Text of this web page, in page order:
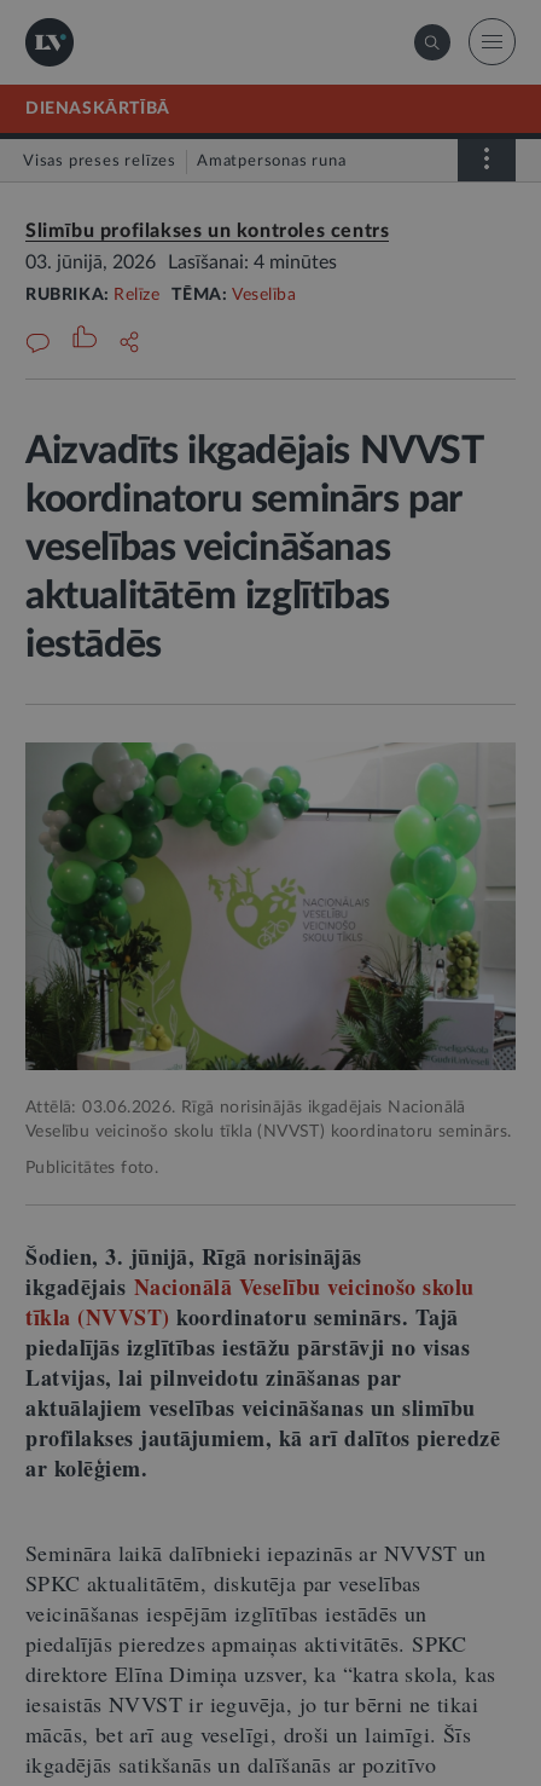
DIENASKĀRTĪBĀ
Visas preses relīzes Amatpersonas runa
Slimību profilakses un kontroles centrs
03. jūnijā, 2026
Lasīšanai: 4 minūtes
RUBRIKA: Relīze TĒMA:Veselība
Aizvadīts ikgadējais NVVST
koordinatoru seminārs par
veselības veicināšanas
aktualitātēm izglītības
iestādēs
Attēlā: 03.06.2026. Rīgā norisinājās ikgadējais Nacionālā
Veselību veicinošo skolu tīkla (NVVST) koordinatoru seminārs.
Publicitātes foto.
Šodien, 3. jūnijā, Rīgā norisinājās
ikgadējais Nacionālā Veselību veicinošo skolu
tīkla (NVVST) koordinatoru seminārs. Tajā
piedalījās izglītības iestāžu pārstāvji no visas
Latvijas, lai pilnveidotu zināšanas par
aktuālajiem veselības veicināšanas un slimību
profilakses jautājumiem, kā arī dalītos pieredzē
ar kolēģiem.
Semināra laikā dalībnieki iepazinās ar NVVST un
SPKC aktualitātēm, diskutēja par veselības
veicināšanas iespējām izglītības iestādēs un
piedalījās pieredzes apmaiņas aktivitātēs. SPKC
direktore Elīna Dimiņa uzsver, ka “katra skola, kas
iesaistās NVVST ir ieguvēja, jo tur bērni ne tikai
mācās, bet arī aug veselīgi, droši un laimīgi. Šīs
ikgadējās satikšanās un dalīšanās ar pozitīvo